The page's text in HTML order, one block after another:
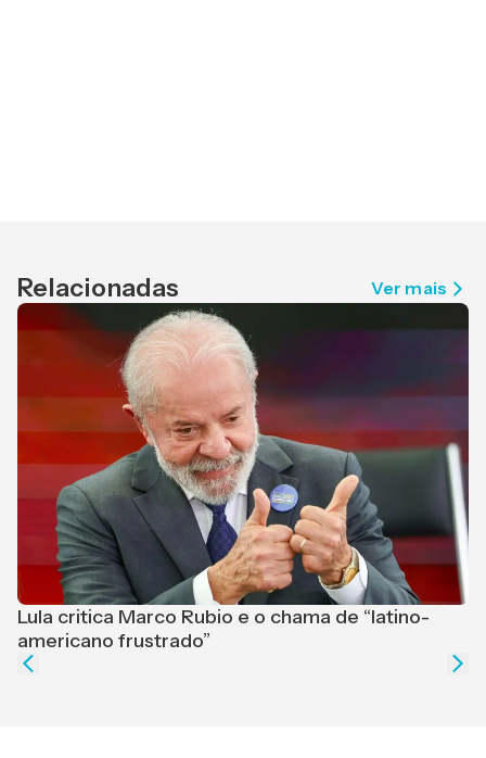
Relacionadas Ver mais
Lula critica Marco Rubio e o chama de “latino-
americano frustrado”